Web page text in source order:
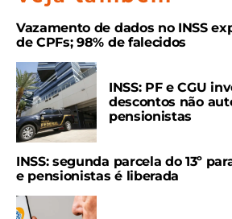
Vazamento de dados no INSS
de CPFs; 98% de falecidos
INSS: PF e CGU
descontos não
pensionistas
INSS: segunda parcela do 13º
e pensionistas é liberada